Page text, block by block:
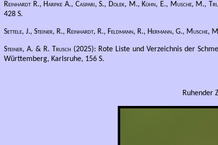
Reinhardt R., Harpke A., Caspari, S., Dolek, M., Kühn, E., Musche, M.,
428 S.
Settele, J., Steiner, R., Reinhardt, R., Feldmann, R., Hermann, G., Musche,
Steiner, A. & R. Trusch(2025): Rote Liste und Verzeichnis der
Württemberg, Karlsruhe, 156 S.
Ruhender